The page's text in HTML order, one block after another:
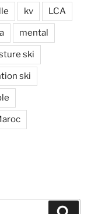
kv LCA
mental
ski
ski